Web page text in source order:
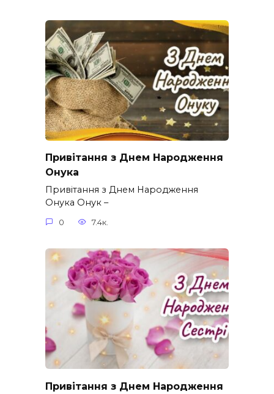
Привітання з Днем Народження
Онука
Привітання з Днем Народження
Онука Онук –
0 7.4к.
Привітання з Днем Народження